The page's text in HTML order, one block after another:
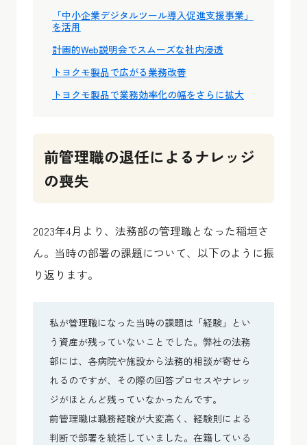
「中小企業デジタルツール導入促進支援事業」
を活用
計画的Web説明会でスムーズな社内浸透
トヨクモ製品で広がる業務改善
トヨクモ製品で業務効率化の幅をさらに拡大
前管理職の退任によるナレッジ
の喪失
2023年4月より、法務部の管理職となった稲垣さ
ん。当時の部署の課題について、以下のように振
り返ります。
私が管理職になった当時の課題は「経験」とい
う資産が残っていないことでした。弊社の法務
部には、各病院や施設から法務的相談が寄せら
れるのですが、その際の回答プロセスやナレッ
ジがほとんど残っていなかったんです。
前管理職は職務経験が大変高く、経験則による
判断で部署を統括していました。在籍している